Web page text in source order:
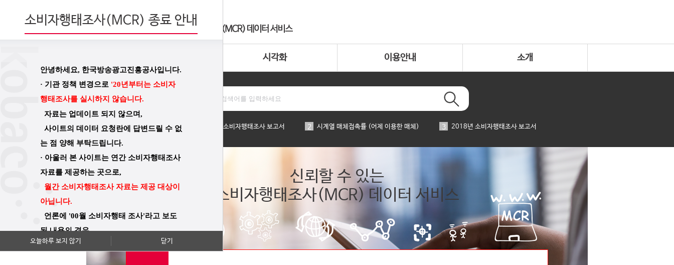
시각화 이용안내 소개
인기데이터 2019년 소비자행태조사 보고서 2 시계열 매체접촉률 (어제 이용한 매체) 3 2018년 소비자행태조사 보고서
신뢰할 수 있는
소비자행태조사(MCR) 데이터 서비스
소비자행태조사(MCR) 종료 안내
안녕하세요, 한국방송광고진흥공사입니다.
· 기관 정책 변경으로 '20년부터는 소비자
행태조사를 실시하지 않습니다.
자료는 업데이트 되지 않으며,
사이트의 데이터 요청란에 답변드릴 수 없
는 점 양해 부탁드립니다.
· 아울러 본 사이트는 연간 소비자행태조사
자료를 제공하는 곳으로,
월간 소비자행태조사 자료는 제공 대상이
아닙니다.
언론에 '00월 소비자행태 조사'라고 보도
된 내용의 경우
기사의 내용이 확인하실 수 있는 전부인
오늘하루 보지 않기 닫기